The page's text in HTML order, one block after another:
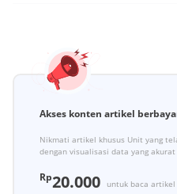
Akses konten artikel
Nikmati artikel khusus Unit yang
dengan visualisasi data yang akurat
Rp20.000
untuk baca artikel